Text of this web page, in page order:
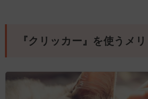
『クリッカー』を使うメ